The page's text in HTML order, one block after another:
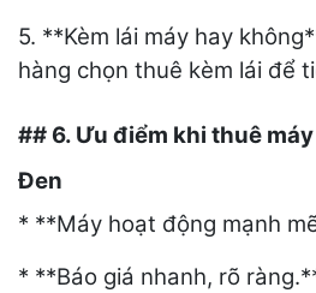
5. **Kèm lái máy hay
hàng chọn thuê kèm lái để
## 6. Ưu điểm khi thuê
Đen
* **Máy hoạt động mạnh
* **Báo giá nhanh, rõ